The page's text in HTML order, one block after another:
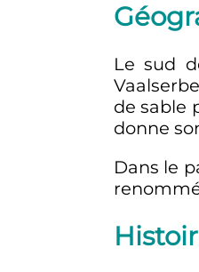
Le sud
de sable
donne
Dans le